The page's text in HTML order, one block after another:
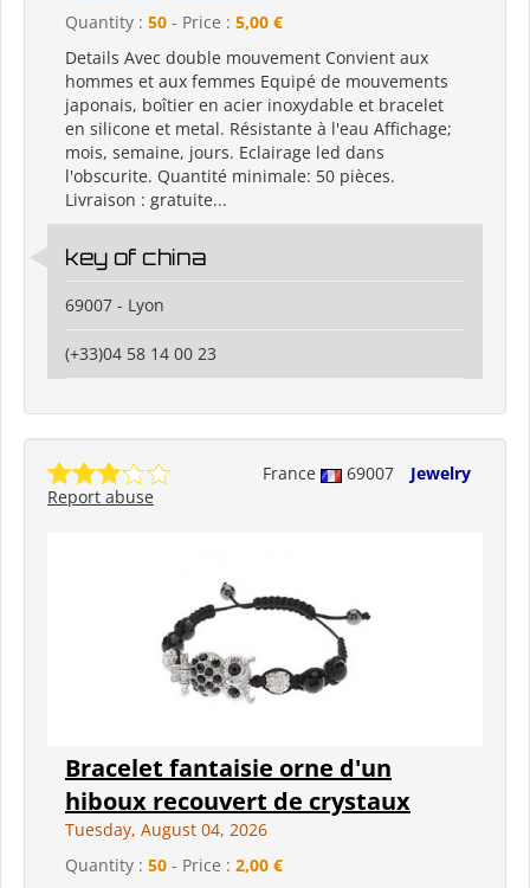
Quantity : 50 - Price : 5,00 €
Details Avec double mouvement Convient aux
hommes et aux femmes Equipé de mouvements
japonais, boîtier en acier inoxydable et bracelet
en silicone et metal. Résistante à l'eau Affichage;
mois, semaine, jours. Eclairage led dans
l'obscurite. Quantité minimale: 50 pièces.
Livraison : gratuite...
key of china
69007 - Lyon
(+33)04 58 14 00 23
France 69007
Jewelry
Report abuse
Bracelet fantaisie orne d'un
hiboux recouvert de crystaux
Tuesday, August 04, 2026
Quantity : 50 - Price : 2,00 €